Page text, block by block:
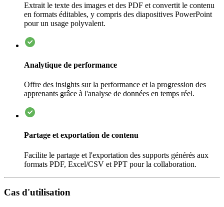
Extrait le texte des images et des PDF et convertit le contenu
en formats éditables, y compris des diapositives PowerPoint
pour un usage polyvalent.
Analytique de performance
Offre des insights sur la performance et la progression des
apprenants grâce à l'analyse de données en temps réel.
Partage et exportation de contenu
Facilite le partage et l'exportation des supports générés aux
formats PDF, Excel/CSV et PPT pour la collaboration.
Cas d'utilisation